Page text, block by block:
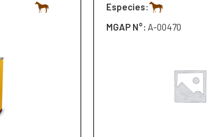
Especies:
MGAP N°: A-00470